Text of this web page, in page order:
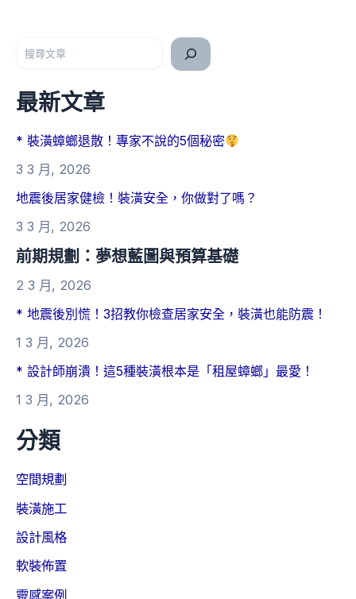
最新文章
* 裝潢蟑螂退散！專家不說的5個秘密
3 3 月, 2026
地震後居家健檢！裝潢安全，你做對了嗎？
3 3 月, 2026
前期規劃：夢想藍圖與預算基礎
2 3 月, 2026
* 地震後別慌！3招教你檢查居家安全，裝潢也能防震！
1 3 月, 2026
* 設計師崩潰！這5種裝潢根本是「租屋蟑螂」最愛！
1 3 月, 2026
分類
空間規劃
裝潢施工
設計風格
軟裝佈置
靈感案例